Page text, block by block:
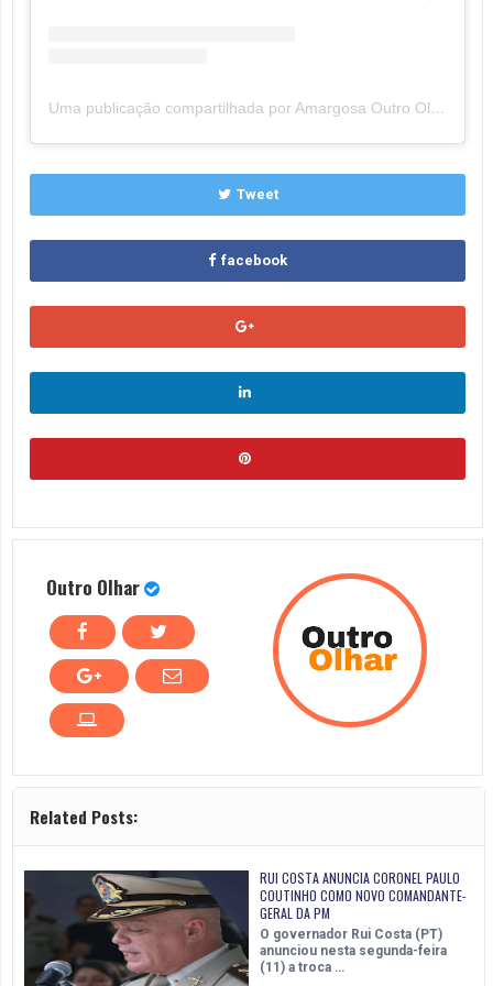
Uma publicação compartilhada por Amargosa Outro Olhar (@amargosaoutroolhar)
Tweet
facebook
Outro Olhar
Related Posts:
RUI COSTA ANUNCIA CORONEL PAULO
COUTINHO COMO NOVO COMANDANTE-
GERAL DA PM
O governador Rui Costa (PT)
anunciou nesta segunda-feira
(11) a troca …